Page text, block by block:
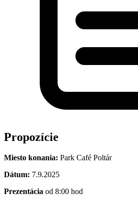
Propozície
Miesto konania: Park Café Poltár
Dátum: 7.9.2025
Prezentácia od 8:00 hod